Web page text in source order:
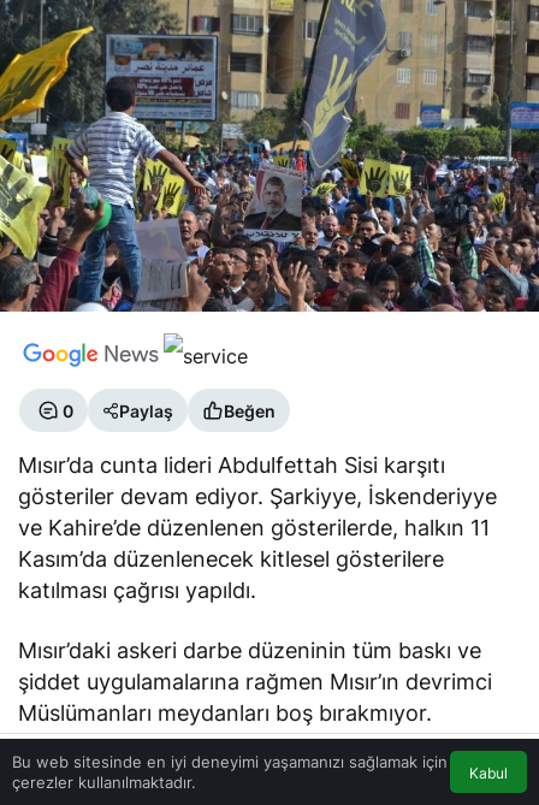
0 Paylaş Beğen
Mısır’da cunta lideri Abdulfettah Sisi karşıtı
gösteriler devam ediyor. Şarkiyye, İskenderiyye
ve Kahire’de düzenlenen gösterilerde, halkın 11
Kasım’da düzenlenecek kitlesel gösterilere
katılması çağrısı yapıldı.
Mısır’daki askeri darbe düzeninin tüm baskı ve
şiddet uygulamalarına rağmen Mısır’ın devrimci
Müslümanları meydanları boş bırakmıyor.
Göz Atın
Bu web sitesinde en iyi deneyimi yaşamanızı sağlamak için
çerezler kullanılmaktadır.
Kabul
Anasayfa Akış Trafik